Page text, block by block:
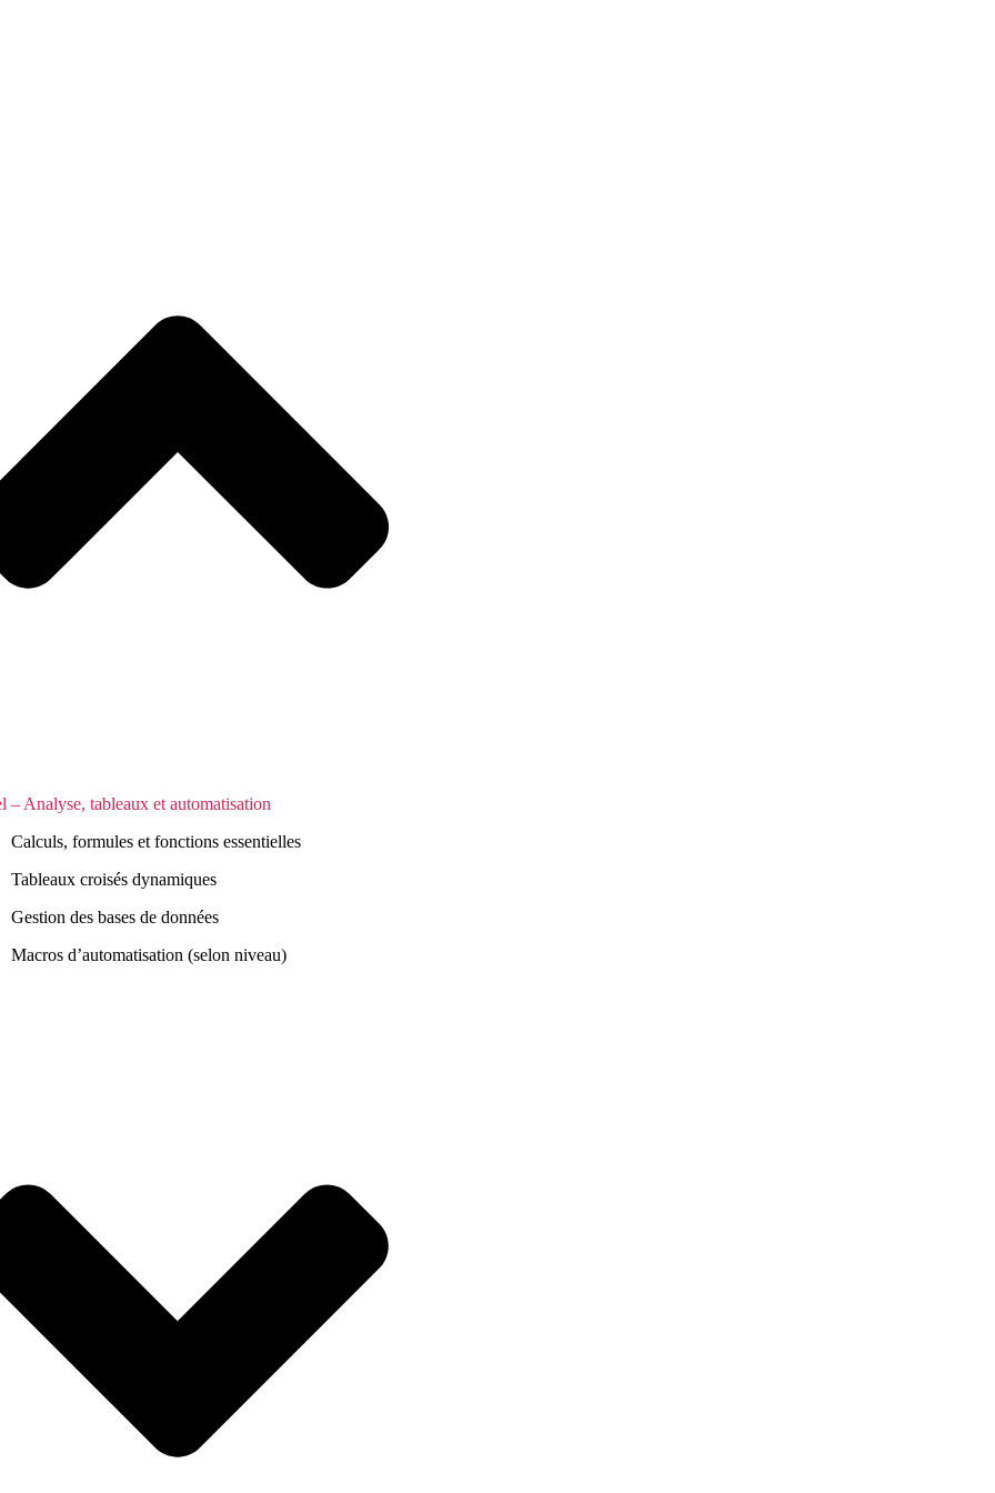
– Analyse, tableaux et automatisation
Calculs, formules et fonctions essentielles
Tableaux croisés dynamiques
Gestion des bases de données
Macros d’automatisation (selon niveau)